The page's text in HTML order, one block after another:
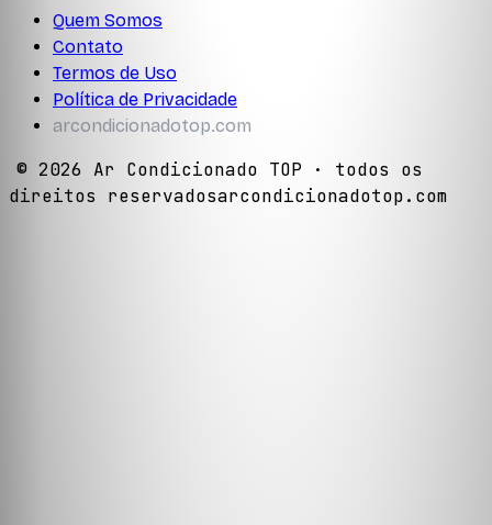
Quem Somos
Contato
Termos de Uso
Política de Privacidade
arcondicionadotop.com
© 2026 Ar Condicionado TOP · todos os
direitos reservadosarcondicionadotop.com